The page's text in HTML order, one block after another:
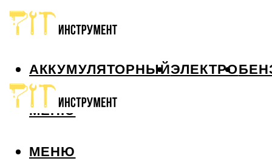
АККУМУЛЯТОРНЫЙЭЛЕКТРО
МЕНЮ
МЕНЮ